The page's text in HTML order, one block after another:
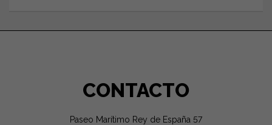
CONTACTO
Paseo Marítimo Rey de España 57